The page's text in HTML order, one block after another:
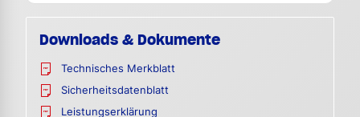
Downloads & Dokumente
Technisches Merkblatt
Sicherheitsdatenblatt
Leistungserklärung